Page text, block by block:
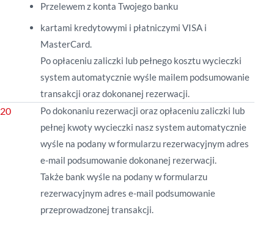
Przelewem z konta Twojego banku
kartami kredytowymi i płatniczymi VISA i
MasterCard.
Po opłaceniu zaliczki lub pełnego kosztu wycieczki
system automatycznie wyśle mailem podsumowanie
transakcji oraz dokonanej rezerwacji.
Po dokonaniu rezerwacji oraz opłaceniu zaliczki lub
pełnej kwoty wycieczki nasz system automatycznie
wyśle na podany w formularzu rezerwacyjnym adres
e-mail podsumowanie dokonanej rezerwacji.
Także bank wyśle na podany w formularzu
rezerwacyjnym adres e-mail podsumowanie
przeprowadzonej transakcji.